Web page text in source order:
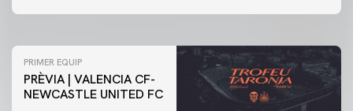
PRIMER EQUIP
PRÈVIA | VALENCIA CF-
NEWCASTLE UNITED FC